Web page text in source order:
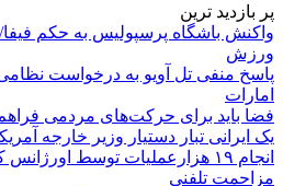
پر بازدید ترین
واکنش باشگاه پرسپولیس به حکم فیفا/
ورزش
پاسخ منفی تل آویو به درخواست
امارات
فضا باید برای حرکت‌های مردمی
یک ایرانی تبار دستیار وزیر خارجه
انجام ۱۹ هزارعملیات توسط
مزاحمت تلفنی